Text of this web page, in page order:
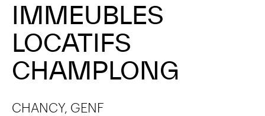
IMMEUBLES
LOCATIFS
CHAMPLONG
CHANCY, GENF